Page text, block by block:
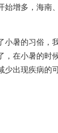
始增多，海南
小暑的习俗
，在小暑的时
出现疾病的可